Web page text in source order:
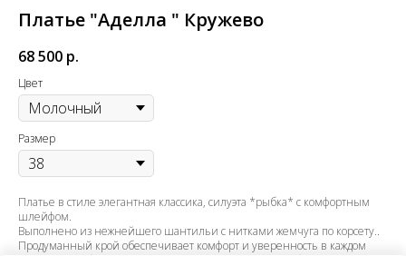
Платье "Аделла " Кружево
68 500 р.
Цвет
Размер
Платье в стиле элегантная классика, силуэта *рыбка* с комфортным
шлейфом.
Выполнено из нежнейшего шантильи с нитками жемчуга по корсету..
Продуманный крой обеспечивает комфорт и уверенность в каждом